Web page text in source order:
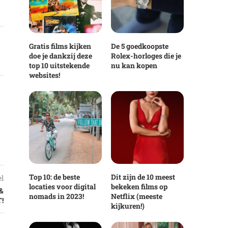
Gratis films kijken
doe je dankzij deze
top 10 uitstekende
websites!
De 5 goedkoopste
Rolex-horloges die je
nu kan kopen
Top 10: de beste
locaties voor digital
nomads in 2023!
Dit zijn de 10 meest
bekeken films op
Netflix (meeste
kijkuren!)